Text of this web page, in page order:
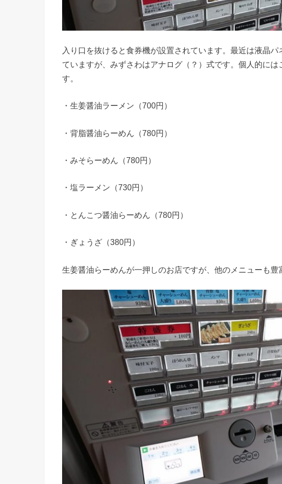
入り口を抜けると食券機が設置されています。最近は液晶
ていますが、みずさわはアナログ（？）式です。個人的に
す。
・生姜醤油ラーメン（700円）
・背脂醤油らーめん（780円）
・みそらーめん（780円）
・塩ラーメン（730円）
・とんこつ醤油らーめん（780円）
・ぎょうざ（380円）
生姜醤油らーめんが一押しのお店ですが、他のメニューも豊